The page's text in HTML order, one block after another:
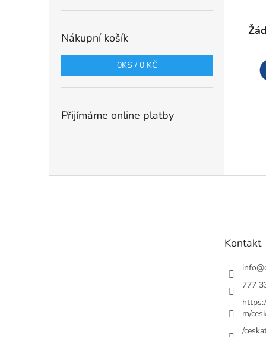
Nákupní košík
0KS / 0 KČ
Přijímáme online platby
Kontakt
info@
777
m/
/